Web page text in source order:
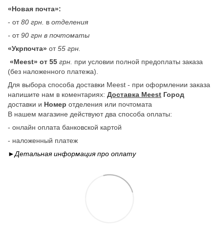
«Новая почта»:
- от80 грн. в отделения
- от90 грн в почтоматы
«Укрпочта» от55 грн.
«Meest» от 55 грн. при условии полной предоплаты заказа
(без наложенного платежа).
Для выбора способа доставки Meest - при оформлении заказа
напишите нам в коментариях: Доставка Meest Город
доставки и Номер отделения или почтомата
В нашем магазине действуют два способа оплаты:
- онлайн оплата банковской картой
- наложенный платеж
►Детальная информация про оплату